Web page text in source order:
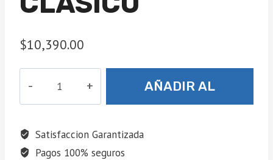
$10,390.00
cantidad
AÑADIR AL
Satisfaccion Garantizada
Pagos 100% seguros